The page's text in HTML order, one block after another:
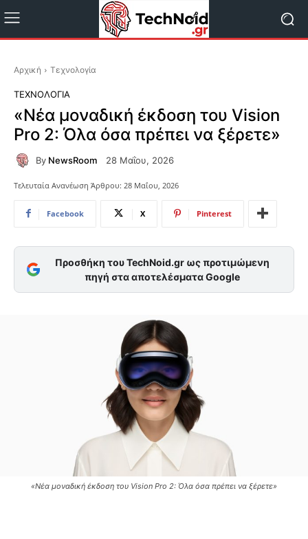
Αρχική Τεχνολογία
ΤΕΧΝΟΛΟΓΊΑ
«Νέα μοναδική έκδοση του Vision
Pro 2: Όλα όσα πρέπει να ξέρετε»
By NewsRoom 28 Μαΐου, 2026
Τελευταία Ανανέωση Άρθρου: 28 Μαΐου, 2026
Facebook X Pinterest
Προσθήκη του TechNoid.gr ως προτιμώμενη
πηγή στα αποτελέσματα Google
«Νέα μοναδική έκδοση του Vision Pro 2: Όλα όσα πρέπει να ξέρετε»